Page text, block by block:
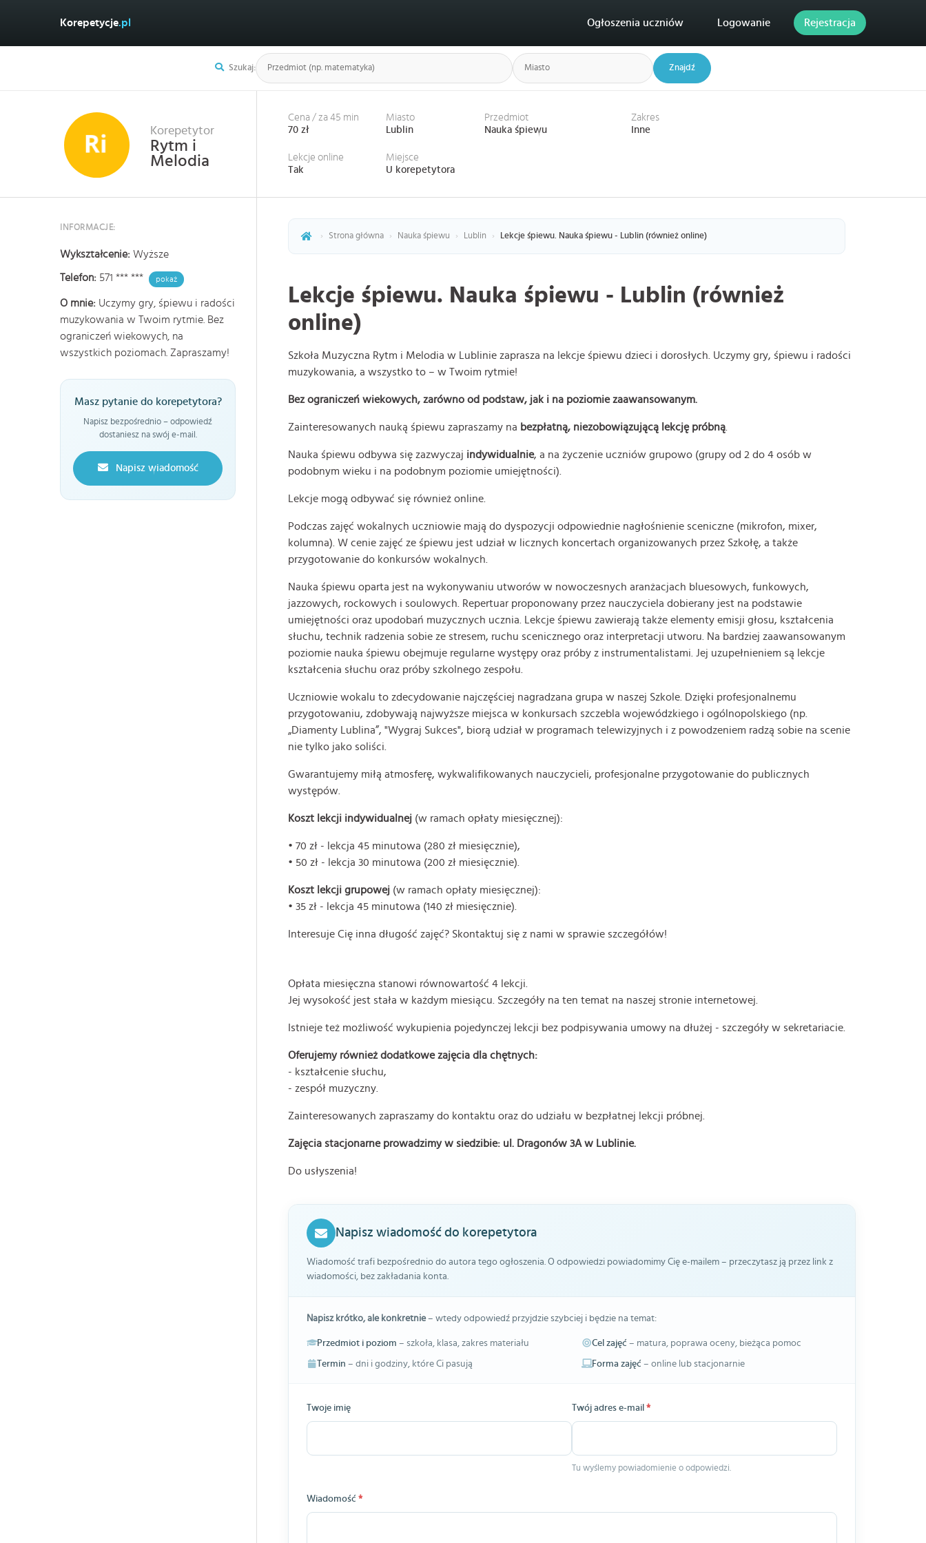
Korepetycje.pl Ogłoszenia uczniów Logowanie Rejestracja
Szukaj: Znajdź
Korepetytor
Rytm i
Melodia
INFORMACJE:
Wykształcenie: Wyższe
Telefon: 571 *** *** pokaż
O mnie: Uczymy gry, śpiewu i radości
muzykowania w Twoim rytmie. Bez
ograniczeń wiekowych, na
wszystkich poziomach. Zapraszamy!
Masz pytanie do korepetytora?
Napisz bezpośrednio – odpowiedź
dostaniesz na swój e-mail.
Napisz wiadomość
Cena / za 45 min
70 zł
Lekcje online
Tak
Miasto
Lublin
Miejsce
U korepetytora
Przedmiot
Nauka śpiewu
Zakres
Inne
› Strona główna › Nauka śpiewu › Lublin › Lekcje śpiewu. Nauka śpiewu - Lublin (również online)
Lekcje śpiewu. Nauka śpiewu - Lublin (również
online)
Szkoła Muzyczna Rytm i Melodia w Lublinie zaprasza na lekcje śpiewu dzieci i dorosłych. Uczymy gry, śpiewu i radości
muzykowania, a wszystko to – w Twoim rytmie!
Bez ograniczeń wiekowych, zarówno od podstaw, jak i na poziomie zaawansowanym.
Zainteresowanych nauką śpiewu zapraszamy na bezpłatną, niezobowiązującą lekcję próbną
Nauka śpiewu odbywa się zazwyczaj indywidualnie, a na życzenie uczniów grupowo (grupy od 2 do 4 osób w
podobnym wieku i na podobnym poziomie umiejętności).
Lekcje mogą odbywać się również online.
Podczas zajęć wokalnych uczniowie mają do dyspozycji odpowiednie nagłośnienie sceniczne (mikrofon, mixer,
kolumna). W cenie zajęć ze śpiewu jest udział w licznych koncertach organizowanych przez Szkołę, a także
przygotowanie do konkursów wokalnych.
Nauka śpiewu oparta jest na wykonywaniu utworów w nowoczesnych aranżacjach bluesowych, funkowych,
jazzowych, rockowych i soulowych. Repertuar proponowany przez nauczyciela dobierany jest na podstawie
umiejętności oraz upodobań muzycznych ucznia. Lekcje śpiewu zawierają także elementy emisji głosu, kształcenia
słuchu, technik radzenia sobie ze stresem, ruchu scenicznego oraz interpretacji utworu. Na bardziej zaawansowanym
poziomie nauka śpiewu obejmuje regularne występy oraz próby z instrumentalistami. Jej uzupełnieniem są lekcje
kształcenia słuchu oraz próby szkolnego zespołu.
Uczniowie wokalu to zdecydowanie najczęściej nagradzana grupa w naszej Szkole. Dzięki profesjonalnemu
przygotowaniu, zdobywają najwyższe miejsca w konkursach szczebla wojewódzkiego i ogólnopolskiego (np.
„Diamenty Lublina”, "Wygraj Sukces", biorą udział w programach telewizyjnych i z powodzeniem radzą sobie na scenie
nie tylko jako soliści.
Gwarantujemy miłą atmosferę, wykwalifikowanych nauczycieli, profesjonalne przygotowanie do publicznych
występów.
Koszt lekcji indywidualnej (w ramach opłaty miesięcznej):
• 70 zł - lekcja 45 minutowa (280 zł miesięcznie),
• 50 zł - lekcja 30 minutowa (200 zł miesięcznie).
Koszt lekcji grupowej (w ramach opłaty miesięcznej):
• 35 zł - lekcja 45 minutowa (140 zł miesięcznie).
Interesuje Cię inna długość zajęć? Skontaktuj się z nami w sprawie szczegółów!
Opłata miesięczna stanowi równowartość 4 lekcji.
Jej wysokość jest stała w każdym miesiącu. Szczegóły na ten temat na naszej stronie internetowej.
Istnieje też możliwość wykupienia pojedynczej lekcji bez podpisywania umowy na dłużej - szczegóły w sekretariacie.
Oferujemy również dodatkowe zajęcia dla chętnych:
- kształcenie słuchu,
- zespół muzyczny.
Zainteresowanych zapraszamy do kontaktu oraz do udziału w bezpłatnej lekcji próbnej.
Zajęcia stacjonarne prowadzimy w siedzibie: ul. Dragonów 3A w Lublinie.
Do usłyszenia!
Napisz wiadomość do korepetytora
Wiadomość trafi bezpośrednio do autora tego ogłoszenia. O odpowiedzi powiadomimy Cię e-mailem – przeczytasz ją przez link z
wiadomości, bez zakładania konta.
Napisz krótko, ale konkretnie– wtedy odpowiedź przyjdzie szybciej i będzie na temat:
Przedmiot i poziom – szkoła, klasa, zakres materiału Cel zajęć – matura, poprawa oceny, bieżąca pomoc
Termin – dni i godziny, które Ci pasują Forma zajęć – online lub stacjonarnie
Twoje imię Twój adres e-mail *
Tu wyślemy powiadomienie o odpowiedzi.
Wiadomość *